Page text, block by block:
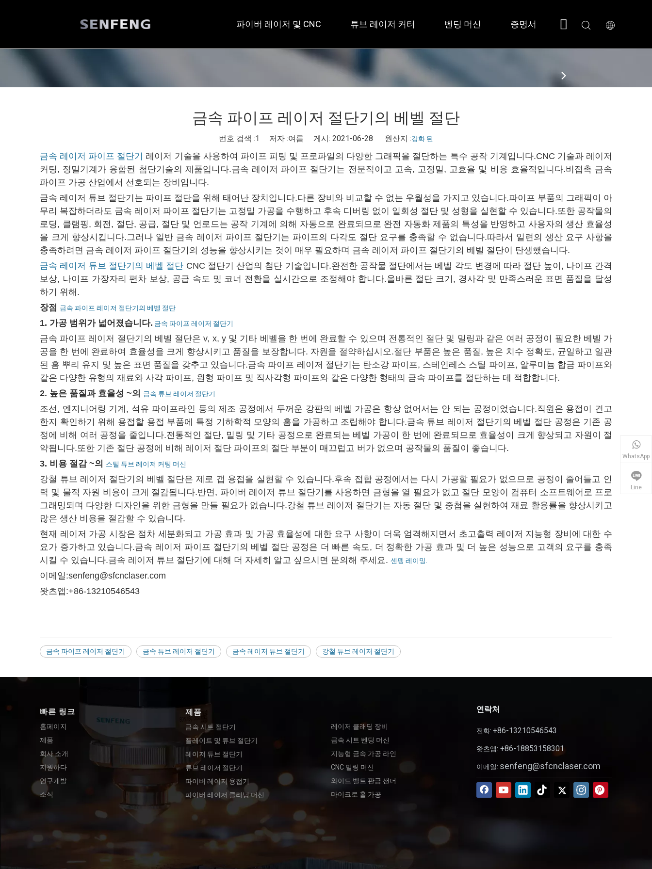
파이버 레이저 및 CNC 튜브 레이저 커터 벤딩 머신 증명서 회사 소개
금속 파이프 레이저 절단기의 베벨 절단
번호 검색 :1 저자 :여름 게시: 2021-06-28 원산지 :강화 된
금속 레이저 파이프 절단기
레이저 기술을 사용하여 파이프 피팅 및 프로파일의 다양한 그래픽을 절단하는 특수 공작 기계입니다.CNC 기술과 레이저
커팅, 정밀기계가 융합된 첨단기술의 제품입니다.금속 레이저 파이프 절단기는 전문적이고 고속, 고정밀, 고효율 및 비용 효율적입니다.비접촉 금속
파이프 가공 산업에서 선호되는 장비입니다.
금속 레이저 튜브 절단기는 파이프 절단을 위해 태어난 장치입니다.다른 장비와 비교할 수 없는 우월성을 가지고 있습니다.파이프 부품의 그래픽이 아
무리 복잡하더라도 금속 레이저 파이프 절단기는 고정밀 가공을 수행하고 후속 디버링 없이 일회성 절단 및 성형을 실현할 수 있습니다.또한 공작물의
로딩, 클램핑, 회전, 절단, 공급, 절단 및 언로드는 공작 기계에 의해 자동으로 완료되므로 완전 자동화 제품의 특성을 반영하고 사용자의 생산 효율성
을 크게 향상시킵니다.그러나 일반 금속 레이저 파이프 절단기는 파이프의 다각도 절단 요구를 충족할 수 없습니다.따라서 일련의 생산 요구 사항을
충족하려면 금속 레이저 파이프 절단기의 성능을 향상시키는 것이 매우 필요하며 금속 레이저 파이프 절단기의 베벨 절단이 탄생했습니다.
금속 레이저 튜브 절단기의 베벨 절단 CNC 절단기 산업의 첨단 기술입니다.완전한 공작물 절단에서는 베벨 각도 변경에 따라 절단 높이, 나이프 간격
보상, 나이프 가장자리 편차 보상, 공급 속도 및 코너 전환을 실시간으로 조정해야 합니다.올바른 절단 크기, 경사각 및 만족스러운 표면 품질을 달성
하기 위해.
장점
금속 파이프 레이저 절단기의 베벨 절단
1. 가공 범위가 넓어졌습니다. 금속 파이프 레이저 절단기
금속 파이프 레이저 절단기의 베벨 절단은 v, x, y 및 기타 베벨을 한 번에 완료할 수 있으며 전통적인 절단 및 밀링과 같은 여러 공정이 필요한 베벨 가
공을 한 번에 완료하여 효율성을 크게 향상시키고 품질을 보장합니다. 자원을 절약하십시오.절단 부품은 높은 품질, 높은 치수 정확도, 균일하고 일관
된 홈 뿌리 유지 및 높은 표면 품질을 갖추고 있습니다.금속 파이프 레이저 절단기는 탄소강 파이프, 스테인레스 스틸 파이프, 알루미늄 합금 파이프와
같은 다양한 유형의 재료와 사각 파이프, 원형 파이프 및 직사각형 파이프와 같은 다양한 형태의 금속 파이프를 절단하는 데 적합합니다.
2. 높은 품질과 효율성 ~의 금속 튜브 레이저 절단기
조선, 엔지니어링 기계, 석유 파이프라인 등의 제조 공정에서 두꺼운 강판의 베벨 가공은 항상 없어서는 안 되는 공정이었습니다.직원은 용접이 견고
한지 확인하기 위해 용접할 용접 부품에 특정 기하학적 모양의 홈을 가공하고 조립해야 합니다.금속 튜브 레이저 절단기의 베벨 절단 공정은 기존 공
정에 비해 여러 공정을 줄입니다.전통적인 절단, 밀링 및 기타 공정으로 완료되는 베벨 가공이 한 번에 완료되므로 효율성이 크게 향상되고 자원이 절
약됩니다.또한 기존 절단 공정에 비해 레이저 절단 파이프의 절단 부분이 매끄럽고 버가 없으며 공작물의 품질이 좋습니다.
3. 비용 절감 ~의 스틸 튜브 레이저 커팅 머신
강철 튜브 레이저 절단기의 베벨 절단은 제로 갭 용접을 실현할 수 있습니다.후속 접합 공정에서는 다시 가공할 필요가 없으므로 공정이 줄어들고 인
력 및 물적 자원 비용이 크게 절감됩니다.반면, 파이버 레이저 튜브 절단기를 사용하면 금형을 열 필요가 없고 절단 모양이 컴퓨터 소프트웨어로 프로
그래밍되며 다양한 디자인을 위한 금형을 만들 필요가 없습니다.강철 튜브 레이저 절단기는 자동 절단 및 중첩을 실현하여 재료 활용률을 향상시키고
많은 생산 비용을 절감할 수 있습니다.
현재 레이저 가공 시장은 점차 세분화되고 가공 효과 및 가공 효율성에 대한 요구 사항이 더욱 엄격해지면서 초고출력 레이저 지능형 장비에 대한 수
요가 증가하고 있습니다.금속 레이저 파이프 절단기의 베벨 절단 공정은 더 빠른 속도, 더 정확한 가공 효과 및 더 높은 성능으로 고객의 요구를 충족
시킬 수 있습니다.금속 레이저 튜브 절단기에 대해 더 자세히 알고 싶으시면 문의해 주세요. 센펭 레이밍.
이메일:senfeng@sfcnclaser.com
왓츠앱:+86-13210546543
금속 파이프 레이저 절단기 금속 튜브 레이저 절단기 금속 레이저 튜브 절단기 강철 튜브 레이저 절단기
빠른 링크
홈페이지
제품
회사 소개
지원하다
연구개발
소식
제품
금속 시트 절단기
플레이트 및 튜브 절단기
레이저 튜브 절단기
튜브 레이저 절단기
파이버 레이저 용접기
파이버 레이저 클리닝 머신
레이저 클래딩 장비
금속 시트 벤딩 머신
지능형 금속 가공 라인
CNC 밀링 머신
와이드 벨트 판금 샌더
마이크로 홀 가공
WhatsApp
Line
연락처
전화: +86-13210546543
왓츠앱: +86-18853158301
이메일: senfeng@sfcnclaser.com